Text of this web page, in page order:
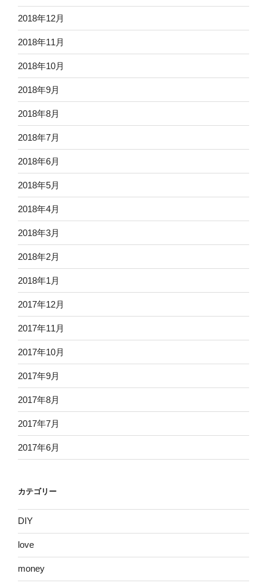
2018年12月
2018年11月
2018年10月
2018年9月
2018年8月
2018年7月
2018年6月
2018年5月
2018年4月
2018年3月
2018年2月
2018年1月
2017年12月
2017年11月
2017年10月
2017年9月
2017年8月
2017年7月
2017年6月
カテゴリー
DIY
love
money